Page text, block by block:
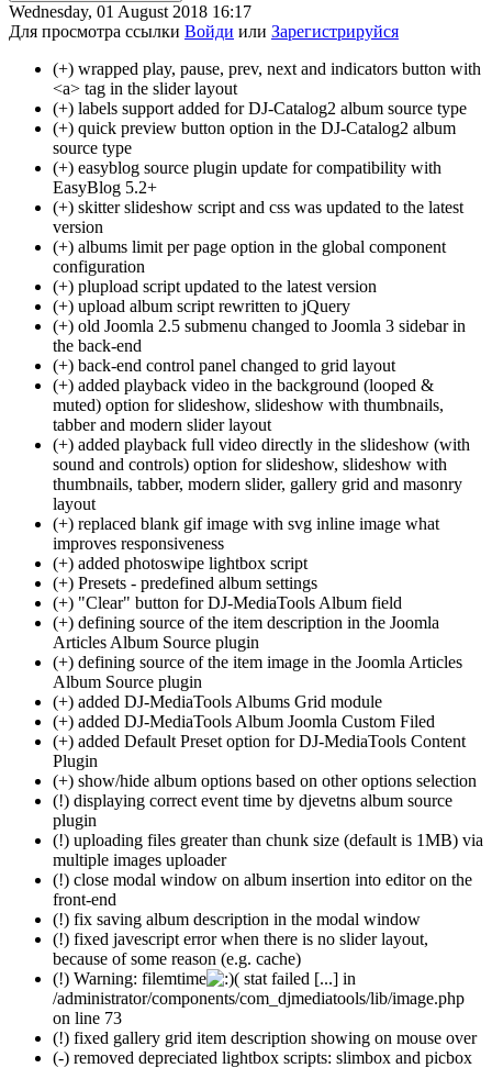
Wednesday, 01 August 2018 16:17
Для просмотра ссылки Войди или Зарегистрируйся
(+) wrapped play, pause, prev, next and indicators button with
<a> tag in the slider layout
(+) labels support added for DJ-Catalog2 album source type
(+) quick preview button option in the DJ-Catalog2 album
source type
(+) easyblog source plugin update for compatibility with
EasyBlog 5.2+
(+) skitter slideshow script and css was updated to the latest
version
(+) albums limit per page option in the global component
configuration
(+) plupload script updated to the latest version
(+) upload album script rewritten to jQuery
(+) old Joomla 2.5 submenu changed to Joomla 3 sidebar in
the back-end
(+) back-end control panel changed to grid layout
(+) added playback video in the background (looped &
muted) option for slideshow, slideshow with thumbnails,
tabber and modern slider layout
(+) added playback full video directly in the slideshow (with
sound and controls) option for slideshow, slideshow with
thumbnails, tabber, modern slider, gallery grid and masonry
layout
(+) replaced blank gif image with svg inline image what
improves responsiveness
(+) added photoswipe lightbox script
(+) Presets - predefined album settings
(+) "Clear" button for DJ-MediaTools Album field
(+) defining source of the item description in the Joomla
Articles Album Source plugin
(+) defining source of the item image in the Joomla Articles
Album Source plugin
(+) added DJ-MediaTools Albums Grid module
(+) added DJ-MediaTools Album Joomla Custom Filed
(+) added Default Preset option for DJ-MediaTools Content
Plugin
(+) show/hide album options based on other options selection
(!) displaying correct event time by djevetns album source
plugin
(!) uploading files greater than chunk size (default is 1MB) via
multiple images uploader
(!) close modal window on album insertion into editor on the
front-end
(!) fix saving album description in the modal window
(!) fixed javescript error when there is no slider layout,
because of some reason (e.g. cache)
(!) Warning: filemtime
( stat failed [...] in
/administrator/components/com_djmediatools/lib/image.php
on line 73
(!) fixed gallery grid item description showing on mouse over
(-) removed depreciated lightbox scripts: slimbox and picbox